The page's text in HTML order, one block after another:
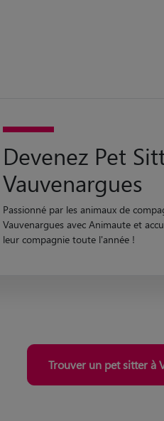
Devenez Pet
Vauvenargues
Passionné par les animaux de
Vauvenargues avec Animaute et
leur compagnie toute l'année !
Trouver un pet sitter à